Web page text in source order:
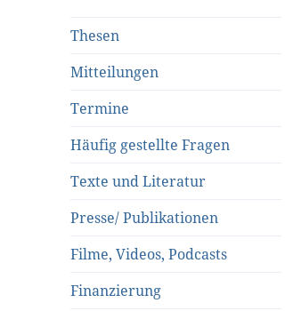
Thesen
Mitteilungen
Termine
Häufig gestellte Fragen
Texte und Literatur
Presse/ Publikationen
Filme, Videos, Podcasts
Finanzierung